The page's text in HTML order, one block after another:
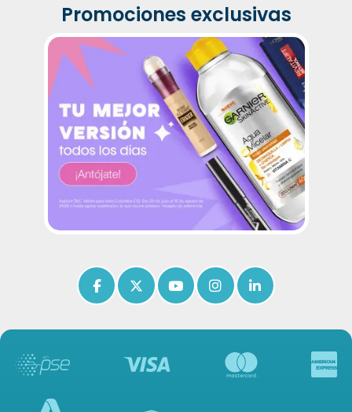
Promociones exclusivas
Icon of facebook-f
Icon of x-twitter
Icon of youtube
Icon of instagram
Icon of